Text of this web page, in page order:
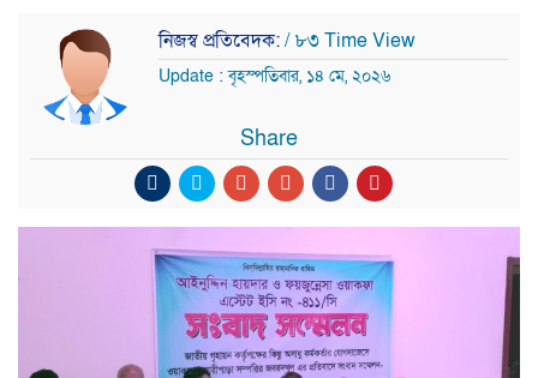
নিজস্ব প্রতিবেদক:/ ৮৩ Time View
Update : বৃহস্পতিবার, ১৪ মে, ২০২৬
Share